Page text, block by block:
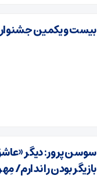
بیست و یکمین
سوسن پرور: دیگر
بازیگر بودن را ندارم/